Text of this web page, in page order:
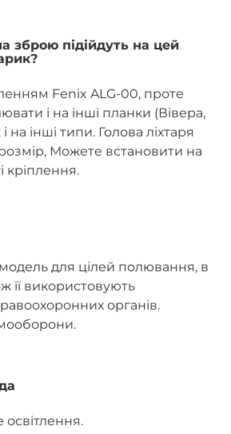
зброю підійдуть на цей
Fenix ALG-00, проте
і на інші планки (Вівера,
і на інші типи. Голова ліхтаря
Можете встановити на
кріплення.
для цілей полювання, в
її використовують
органів.
освітлення.